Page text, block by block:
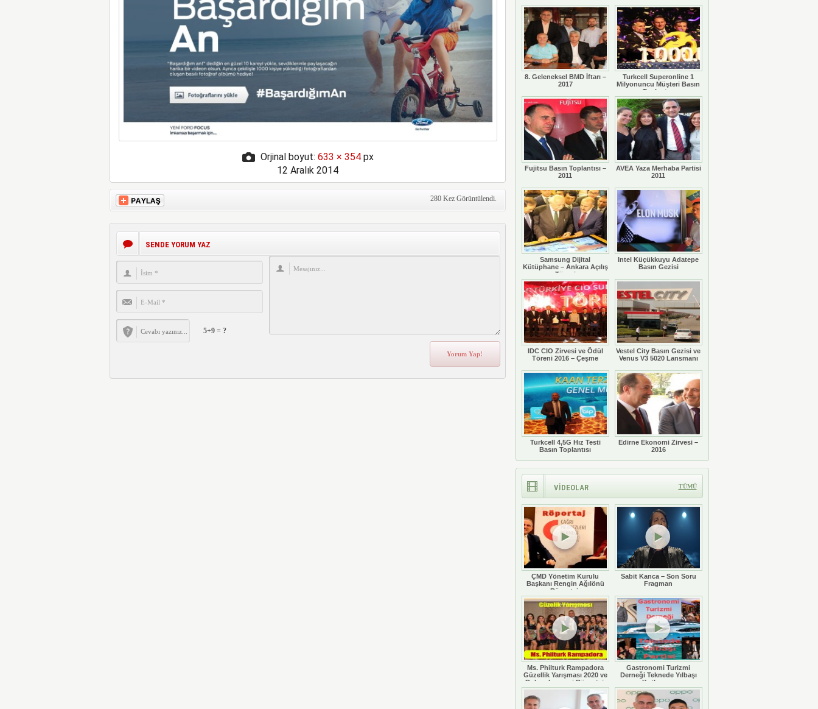
Orjinal boyut: 633 × 354px
12 Aralık 2014
280 Kez Görüntülendi.
SENDE YORUM YAZ
5+9 = ?
8. Geleneksel BMD İftarı –
2017
Turkcell Superonline 1
Milyonuncu Müşteri Basın
Toplantısı
Fujitsu Basın Toplantısı –
2011
AVEA Yaza Merhaba Partisi
2011
Samsung Dijital
Kütüphane – Ankara Açılış
Töreni
Intel Küçükkuyu Adatepe
Basın Gezisi
IDC CIO Zirvesi ve Ödül
Töreni 2016 – Çeşme
Vestel City Basın Gezisi ve
Venus V3 5020 Lansmanı
Turkcell 4,5G Hız Testi
Basın Toplantısı
Edirne Ekonomi Zirvesi –
2016
VİDEOLAR TÜMÜ
ÇMD Yönetim Kurulu
Başkanı Rengin Ağılönü
Röportajı
Sabit Kanca – Son Soru
Fragman
Ms. Philturk Rampadora
Güzellik Yarışması 2020 ve
Rohan Legaspi Röportajı
Gastronomi Turizmi
Derneği Teknede Yılbaşı
Kutlaması